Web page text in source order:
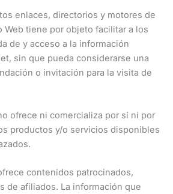
enlaces, directorios y motores de
Web tiene por objeto facilitar a los
de y acceso a la información
sin que pueda considerarse una
o invitación para la visita de
ofrece ni comercializa por sí ni por
productos y/o servicios disponibles
contenidos patrocinados,
de afiliados. La información que